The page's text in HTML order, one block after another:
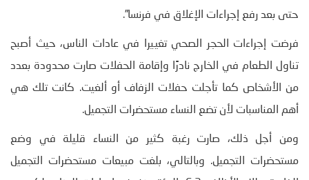
حتى بعد رفع إجراءات الإغلاق في فرنسا”.
فرضت إجراءات الحجر الصحي تغييرا في عادات الناس، حيث أصبح
تناول الطعام في الخارج نادرًا وإقامة الحفلات صارت محدودة بعدد
من الأشخاص كما تأجلت حفلات الزفاف أو ألغيت. كانت تلك هي
أهم المناسبات لأن تضع النساء مستحضرات التجميل.
ومن أجل ذلك، صارت رغبة كثير من النساء قليلة في وضع
مستحضرات التجميل. وبالتالي، بلغت مبيعات مستحضرات التجميل